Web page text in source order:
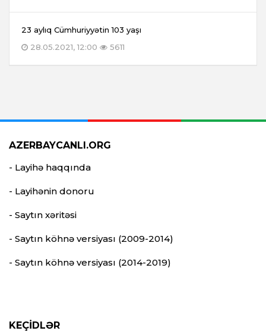
23 aylıq Cümhuriyyətin 103 yaşı
28.05.2021, 12:00
5611
AZERBAYCANLI.ORG
- Layihə haqqında
- Layihənin donoru
- Saytın xəritəsi
- Saytın köhnə versiyası (2009-2014)
- Saytın köhnə versiyası (2014-2019)
KEÇİDLƏR